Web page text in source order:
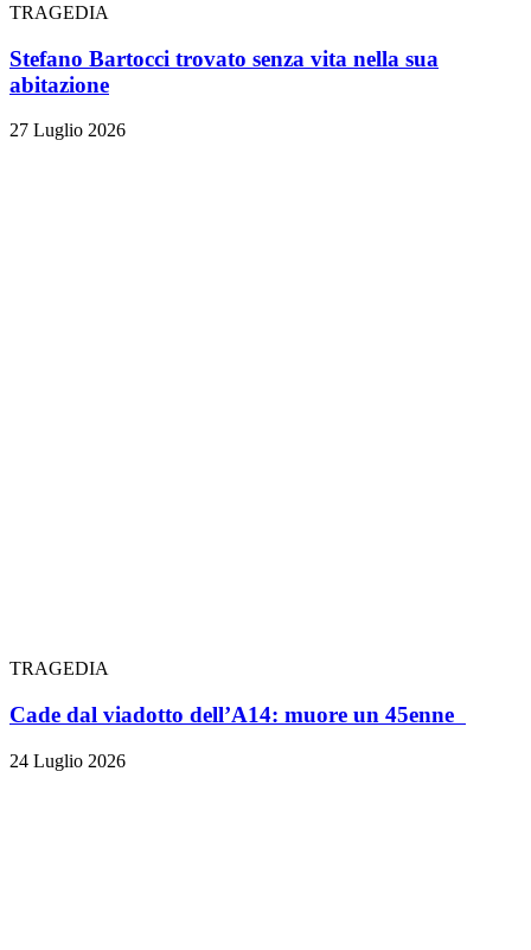
TRAGEDIA
Stefano Bartocci trovato senza vita nella sua
abitazione
27 Luglio 2026
TRAGEDIA
Cade dal viadotto dell’A14: muore un 45enne
24 Luglio 2026